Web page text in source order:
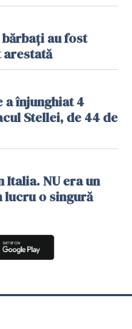
au fost
a înjunghiat 4
Stellei, de 44 de
Italia. NU era un
o singură